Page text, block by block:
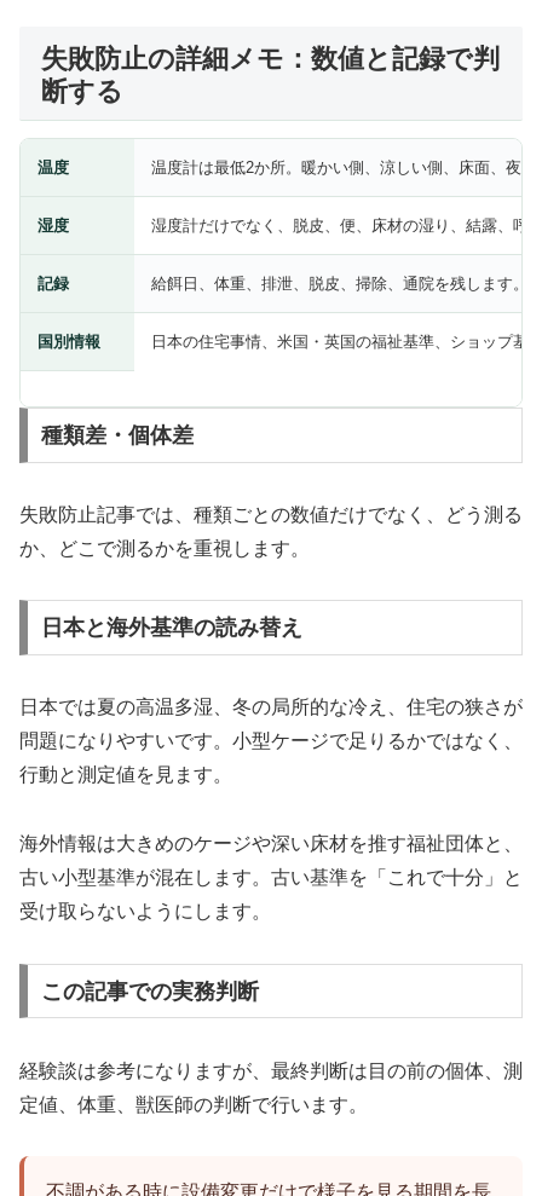
失敗防止の詳細メモ：数値と記録で判
断する
温度 温度計は最低2か所。暖かい側、涼しい側、床面、夜
湿度 湿度計だけでなく、脱皮、便、床材の湿り、結露、呼
記録 給餌日、体重、排泄、脱皮、掃除、通院を残します。
国別情報 日本の住宅事情、米国・英国の福祉基準、ショップ基
種類差・個体差
失敗防止記事では、種類ごとの数値だけでなく、どう測る
か、どこで測るかを重視します。
日本と海外基準の読み替え
日本では夏の高温多湿、冬の局所的な冷え、住宅の狭さが
問題になりやすいです。小型ケージで足りるかではなく、
行動と測定値を見ます。
海外情報は大きめのケージや深い床材を推す福祉団体と、
古い小型基準が混在します。古い基準を「これで十分」と
受け取らないようにします。
この記事での実務判断
経験談は参考になりますが、最終判断は目の前の個体、測
定値、体重、獣医師の判断で行います。